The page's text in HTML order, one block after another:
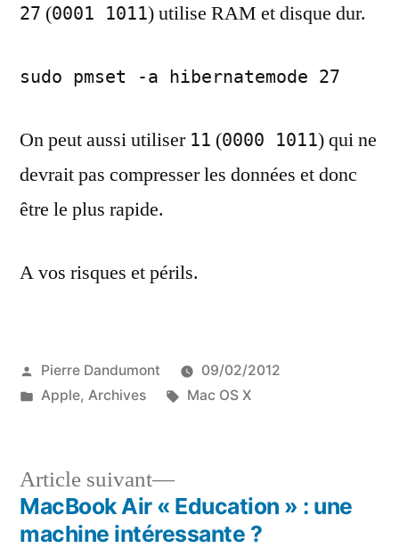
27 (0001 1011) utilise RAM et disque dur.
sudo pmset -a hibernatemode 27
On peut aussi utiliser 11 (0000 1011) qui ne
devrait pas compresser les données et donc
être le plus rapide.
A vos risques et périls.
Publié
par
Pierre Dandumont
09/02/2012
Publié
Apple, Archives Étiquettes :
Mac OS X
Navigation
Article suivant
Article
suivant :
MacBook Air « Education » : une
machine intéressante ?